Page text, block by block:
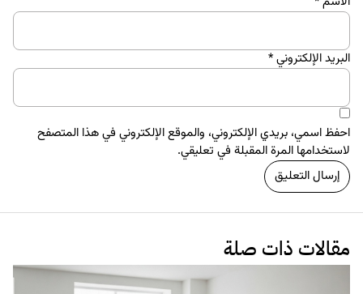
البريد الإلكتروني*
احفظ اسمي، بريدي الإلكتروني، والموقع الإلكتروني في هذا المتصفح
لاستخدامها المرة المقبلة في تعليقي.
مقالات ذات صلة